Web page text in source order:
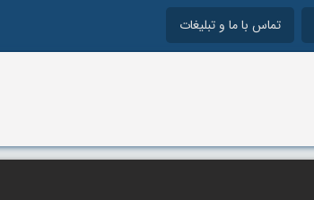
تماس با ما و تبلیغات